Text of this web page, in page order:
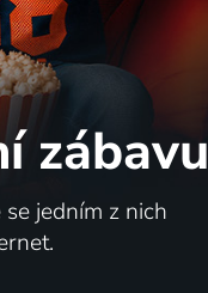
zábavu
jedním z nich